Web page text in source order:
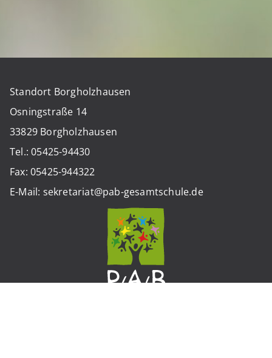
Standort Borgholzhausen
Osningstraße 14
33829 Borgholzhausen
Tel.: 05425-94430
Fax: 05425-944322
E-Mail: sekretariat@pab-gesamtschule.de